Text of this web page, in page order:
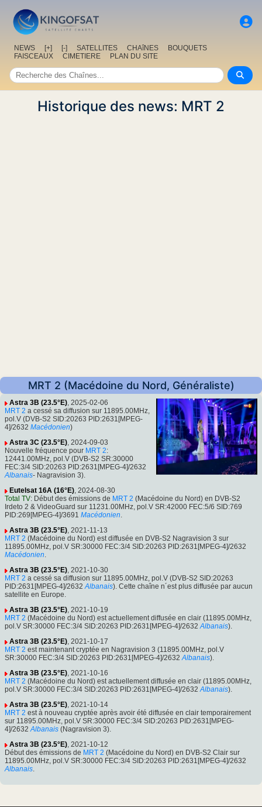
NEWS [+] [-] SATELLITES CHAîNES
BOUQUETS
FAISCEAUX
CIMETIERE PLAN DU SITE
Historique des news: MRT 2
MRT 2 (Macédoine du Nord, Généraliste)
Astra 3B (23.5°E), 2025-02-06
MRT 2 a cessé sa diffusion sur 11895.00MHz,
pol.V (DVB-S2 SID:20263 PID:2631[MPEG-
4]/2632 Macédonien)
Astra 3C (23.5°E), 2024-09-03
Nouvelle fréquence pour MRT 2:
12441.00MHz, pol.V (DVB-S2 SR:30000
FEC:3/4 SID:20263 PID:2631[MPEG-4]/2632
Albanais- Nagravision 3).
Eutelsat 16A (16°E), 2024-08-30
Total TV: Début des émissions de MRT 2 (Macédoine du Nord) en DVB-S2
Irdeto 2 & VideoGuard sur 11231.00MHz, pol.V SR:42000 FEC:5/6 SID:769
PID:269[MPEG-4]/3691 Macédonien.
Astra 3B (23.5°E), 2021-11-13
MRT 2 (Macédoine du Nord) est diffusée en DVB-S2 Nagravision 3 sur
11895.00MHz, pol.V SR:30000 FEC:3/4 SID:20263 PID:2631[MPEG-4]/2632
Macédonien.
Astra 3B (23.5°E), 2021-10-30
MRT 2 a cessé sa diffusion sur 11895.00MHz, pol.V (DVB-S2 SID:20263
PID:2631[MPEG-4]/2632 Albanais). Cette chaîne n´est plus diffusée par aucun
satellite en Europe.
Astra 3B (23.5°E), 2021-10-19
MRT 2 (Macédoine du Nord) est actuellement diffusée en clair (11895.00MHz,
pol.V SR:30000 FEC:3/4 SID:20263 PID:2631[MPEG-4]/2632 Albanais).
Astra 3B (23.5°E), 2021-10-17
MRT 2 est maintenant cryptée en Nagravision 3 (11895.00MHz, pol.V
SR:30000 FEC:3/4 SID:20263 PID:2631[MPEG-4]/2632 Albanais).
Astra 3B (23.5°E), 2021-10-16
MRT 2 (Macédoine du Nord) est actuellement diffusée en clair (11895.00MHz,
pol.V SR:30000 FEC:3/4 SID:20263 PID:2631[MPEG-4]/2632 Albanais).
Astra 3B (23.5°E), 2021-10-14
MRT 2 est à nouveau cryptée après avoir été diffusée en clair temporairement
sur 11895.00MHz, pol.V SR:30000 FEC:3/4 SID:20263 PID:2631[MPEG-
4]/2632 Albanais (Nagravision 3).
Astra 3B (23.5°E), 2021-10-12
Début des émissions de MRT 2 (Macédoine du Nord) en DVB-S2 Clair sur
11895.00MHz, pol.V SR:30000 FEC:3/4 SID:20263 PID:2631[MPEG-4]/2632
Albanais.